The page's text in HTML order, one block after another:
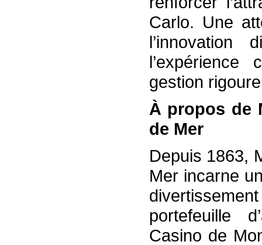
Carlo. Une
l’innovation
gestion
À propos de
de Mer
Depuis 1863,
Mer incarne
portefeuille
Casino de